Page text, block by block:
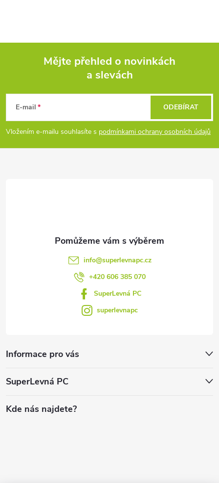
p
a
Mějte přehled o novinkách
a slevách
E-mail
Vložením e-mailu souhlasíte s podmínkami ochrany osobních údajů
ODEBÍRAT
info@superlevnapc.cz
+420 606 385 070
SuperLevná PC
superlevnapc
Informace pro vás
SuperLevná PC
Kde nás najdete?